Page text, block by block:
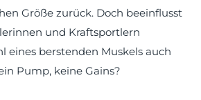
Größe zurück. Doch beeinflusst
und Kraftsportlern
eines berstenden Muskels auch
Pump, keine Gains?